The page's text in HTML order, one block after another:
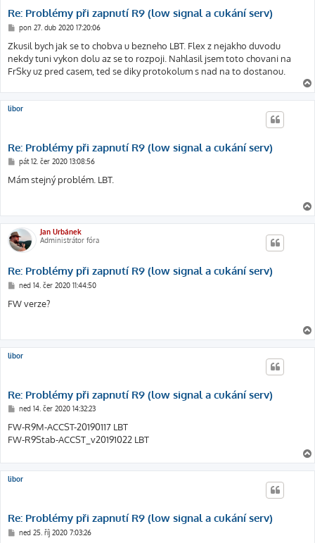
Re: Problémy při zapnutí R9 (low signal a cukání serv)
P
í
s
p
ě
v
k
pon 27. dub 2020 17:20:06
Zkusil bych jak se to chobva u bezneho LBT. Flex z nejakho duvodu
nekdy tuni vykon dolu az se to rozpoji. Nahlasil jsem toto chovani na
FrSky uz pred casem, ted se diky protokolum s nad na to dostanou.
libor
Re: Problémy při zapnutí R9 (low signal a cukání serv)
P
í
s
k
pát 12. čer 2020 13:08:56
Mám stejný problém. LBT.
Jan Urbánek
Administrátor fóra
Re: Problémy při zapnutí R9 (low signal a cukání serv)
P
í
s
ned 14. čer 2020 11:44:50
FW verze?
libor
Re: Problémy při zapnutí R9 (low signal a cukání serv)
P
í
s
p
ned 14. čer 2020 14:32:23
FW-R9M-ACCST-20190117 LBT
FW-R9Stab-ACCST_v20191022 LBT
libor
Re: Problémy při zapnutí R9 (low signal a cukání serv)
Pned 25. říj 2020 7:03:26